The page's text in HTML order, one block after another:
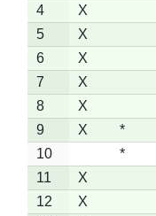
4 X
5
X
6
X
7
X
8
X
9
X *
10
*
11
X
12
X